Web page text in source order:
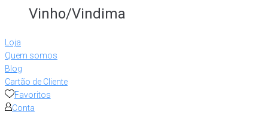
Vinho/Vindima
Loja
Quem somos
Blog
Cartão de Cliente
Favoritos
Conta